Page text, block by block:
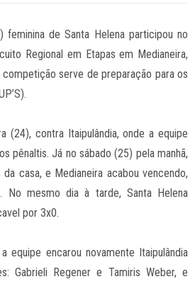
feminina de Santa Helena participou no
Regional em Etapas em Medianeira,
competição serve de preparação para os
(24), contra Itaipulândia, onde a equipe
pênaltis. Já no sábado (25) pela manhã,
casa, e Medianeira acabou vencendo,
No mesmo dia à tarde, Santa Helena
por 3x0.
equipe encarou novamente Itaipulândia
Gabrieli Regener e Tamiris Weber, e